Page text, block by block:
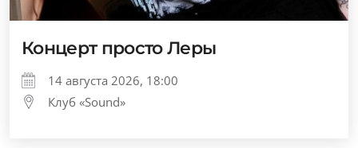
Концерт просто Леры
14 августа 2026, 18:00
Клуб «Sound»